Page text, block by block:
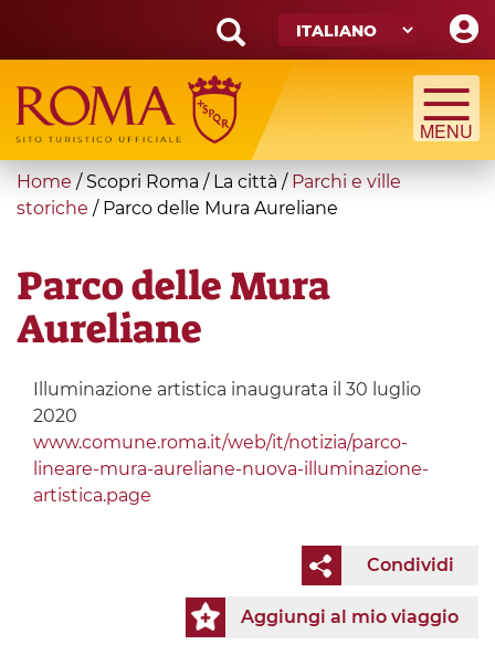
main
content
Search
form
Cerca
You
are
Home / Scopri Roma / La città / Parchi e ville
storiche / Parco delle Mura Aureliane
Parco delle Mura
Aureliane
Illuminazione artistica inaugurata il 30 luglio
2020
www.comune.roma.it/web/it/notizia/parco-
lineare-mura-aureliane-nuova-illuminazione-
artistica.page
Condividi
Aggiungi al mio viaggio